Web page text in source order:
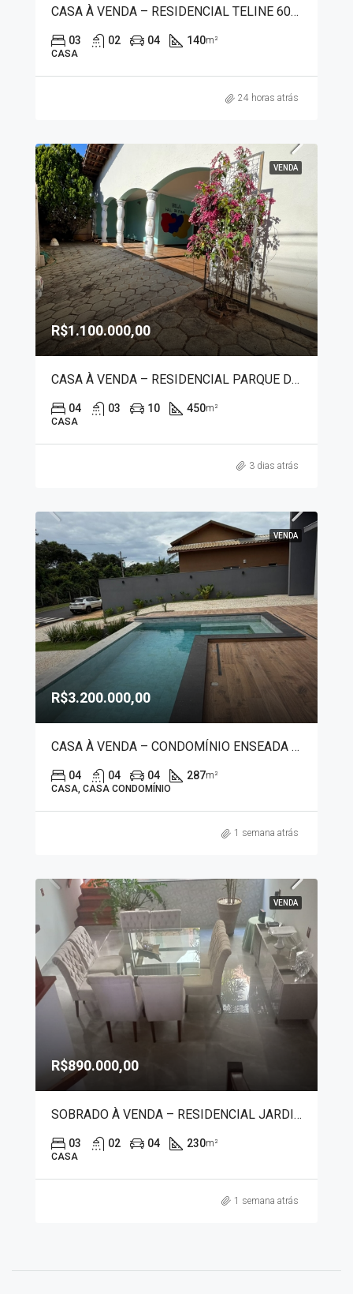
CASA À VENDA – RESIDENCIAL TELINE 6022
03 02 04 140m²
CASA
24 horas atrás
VENDA
R$1.100.000,00
CASA À VENDA – RESIDENCIAL PARQUE DAS ACÁCIAS 5272
04 03 10 450m²
CASA
3 dias atrás
VENDA
R$3.200.000,00
CASA À VENDA – CONDOMÍNIO ENSEADA DA FRONTEIRA 9518
04 04 04 287m²
CASA, CASA CONDOMÍNIO
1 semana atrás
VENDA
R$890.000,00
SOBRADO À VENDA – RESIDENCIAL JARDIM INTEGRAÇÃO 20137
03 02 04 230m²
CASA
1 semana atrás